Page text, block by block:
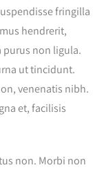
fringilla
hendrerit,
purus non ligula.
ut tincidunt.
venenatis nibh.
et, facilisis
non. Morbi non